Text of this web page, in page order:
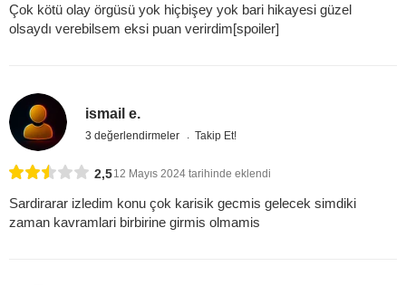
Çok kötü olay örgüsü yok hiçbişey yok bari hikayesi güzel
olsaydı verebilsem eksi puan verirdim[spoiler]
ismail e.
3 değerlendirmeler Takip Et!
2,512 Mayıs 2024 tarihinde eklendi
Sardirarar izledim konu çok karisik gecmis gelecek simdiki
zaman kavramlari birbirine girmis olmamis